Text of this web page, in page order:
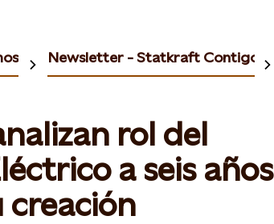
Newsletter - Statkraft Contigo
rol del
a seis años
creación